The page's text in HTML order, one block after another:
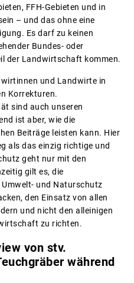
FFH-Gebieten und in
– und das ohne eine
Es darf zu keinen
Bundes- oder
der Landwirtschaft kommen.
und Landwirte in
Korrekturen.
sind auch unseren
ist aber, wie die
Beiträge leisten kann. Hier
als das einzig richtige und
geht nur mit den
gilt es, die
und Naturschutz
den Einsatz von allen
und nicht den alleinigen
zu richten.
von stv.
während